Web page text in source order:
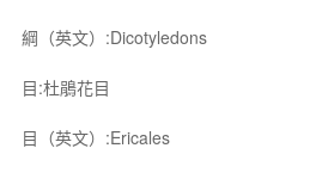
綱（英文）:Dicotyledons
目:杜鵑花目
目（英文）:Ericales